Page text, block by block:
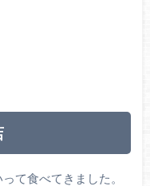
て食べてきました。